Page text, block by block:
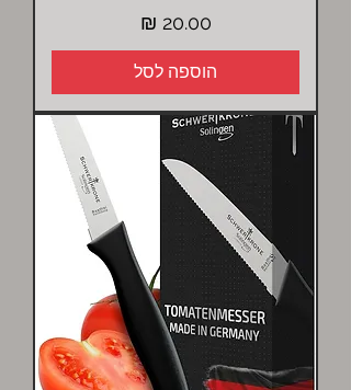
מחיר
הוספה לסל